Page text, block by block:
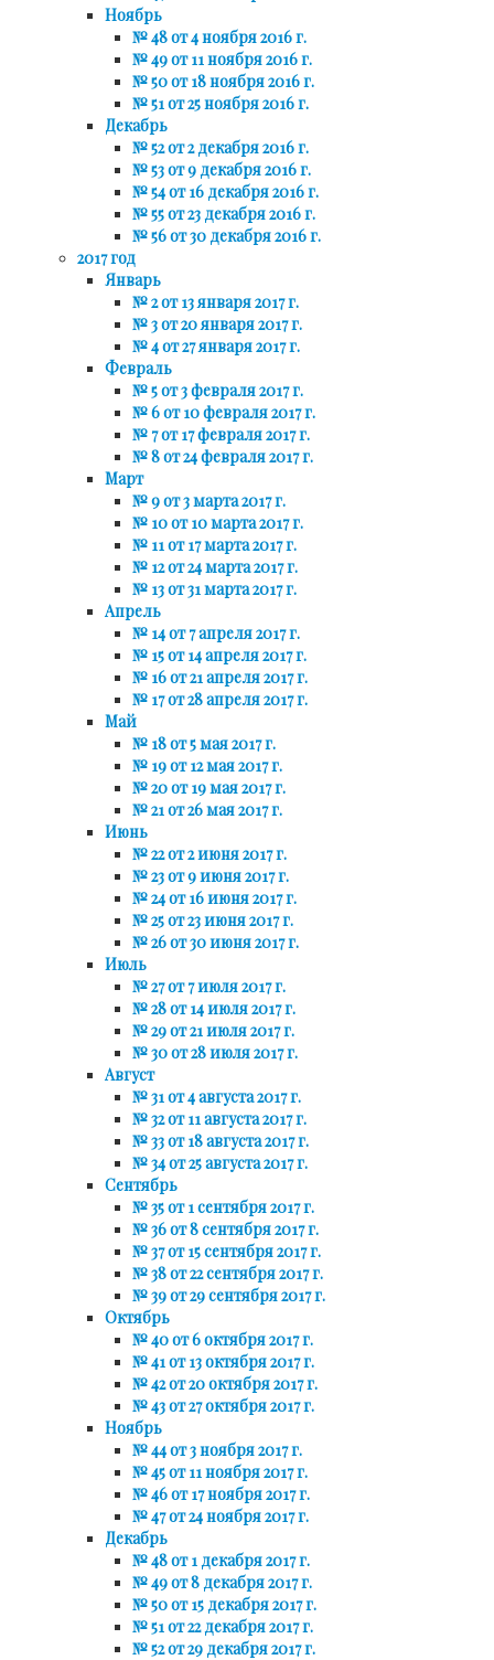
Ноябрь
№ 48 от 4 ноября 2016 г.
№ 49 от 11 ноября 2016 г.
№ 50 от 18 ноября 2016 г.
№ 51 от 25 ноября 2016 г.
Декабрь
№ 52 от 2 декабря 2016 г.
№ 53 от 9 декабря 2016 г.
№ 54 от 16 декабря 2016 г.
№ 55 от 23 декабря 2016 г.
№ 56 от 30 декабря 2016 г.
2017 год
Январь
№ 2 от 13 января 2017 г.
№ 3 от 20 января 2017 г.
№ 4 от 27 января 2017 г.
Февраль
№ 5 от 3 февраля 2017 г.
№ 6 от 10 февраля 2017 г.
№ 7 от 17 февраля 2017 г.
№ 8 от 24 февраля 2017 г.
Март
№ 9 от 3 марта 2017 г.
№ 10 от 10 марта 2017 г.
№ 11 от 17 марта 2017 г.
№ 12 от 24 марта 2017 г.
№ 13 от 31 марта 2017 г.
Апрель
№ 14 от 7 апреля 2017 г.
№ 15 от 14 апреля 2017 г.
№ 16 от 21 апреля 2017 г.
№ 17 от 28 апреля 2017 г.
Май
№ 18 от 5 мая 2017 г.
№ 19 от 12 мая 2017 г.
№ 20 от 19 мая 2017 г.
№ 21 от 26 мая 2017 г.
Июнь
№ 22 от 2 июня 2017 г.
№ 23 от 9 июня 2017 г.
№ 24 от 16 июня 2017 г.
№ 25 от 23 июня 2017 г.
№ 26 от 30 июня 2017 г.
Июль
№ 27 от 7 июля 2017 г.
№ 28 от 14 июля 2017 г.
№ 29 от 21 июля 2017 г.
№ 30 от 28 июля 2017 г.
Август
№ 31 от 4 августа 2017 г.
№ 32 от 11 августа 2017 г.
№ 33 от 18 августа 2017 г.
№ 34 от 25 августа 2017 г.
Сентябрь
№ 35 от 1 сентября 2017 г.
№ 36 от 8 сентября 2017 г.
№ 37 от 15 сентября 2017 г.
№ 38 от 22 сентября 2017 г.
№ 39 от 29 сентября 2017 г.
Октябрь
№ 40 от 6 октября 2017 г.
№ 41 от 13 октября 2017 г.
№ 42 от 20 октября 2017 г.
№ 43 от 27 октября 2017 г.
Ноябрь
№ 44 от 3 ноября 2017 г.
№ 45 от 11 ноября 2017 г.
№ 46 от 17 ноября 2017 г.
№ 47 от 24 ноября 2017 г.
Декабрь
№ 48 от 1 декабря 2017 г.
№ 49 от 8 декабря 2017 г.
№ 50 от 15 декабря 2017 г.
№ 51 от 22 декабря 2017 г.
№ 52 от 29 декабря 2017 г.